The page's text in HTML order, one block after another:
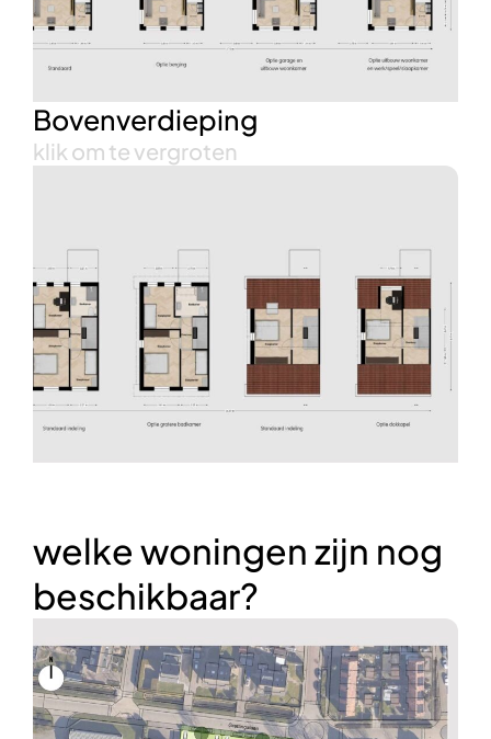
Bovenverdieping
klik om te vergroten
welke woningen zijn nog
beschikbaar?